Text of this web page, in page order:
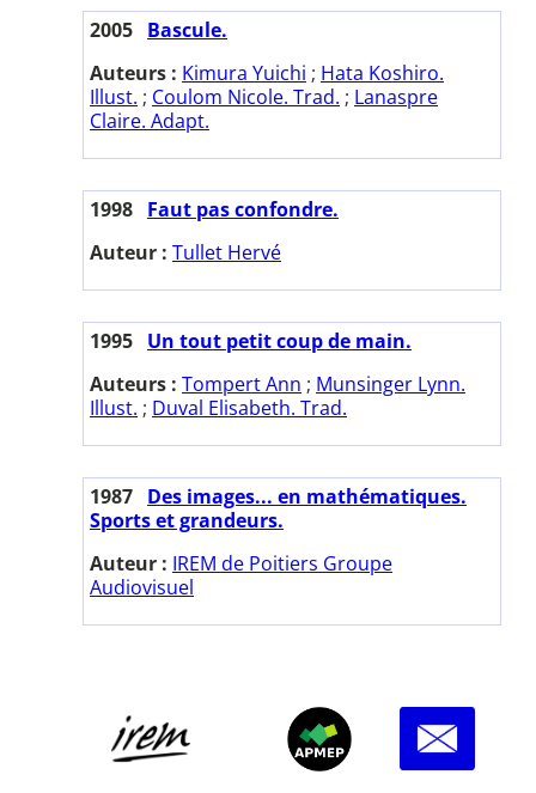
2005 Bascule.
Auteurs : Kimura Yuichi ; Hata Koshiro.
Illust. ; Coulom Nicole. Trad. ; Lanaspre
Claire. Adapt.
1998 Faut pas confondre.
Auteur : Tullet Hervé
1995 Un tout petit coup de main.
Auteurs : Tompert Ann ; Munsinger Lynn.
Illust. ; Duval Elisabeth. Trad.
1987 Des images... en mathématiques.
Sports et grandeurs.
Auteur : IREM de Poitiers Groupe
Audiovisuel